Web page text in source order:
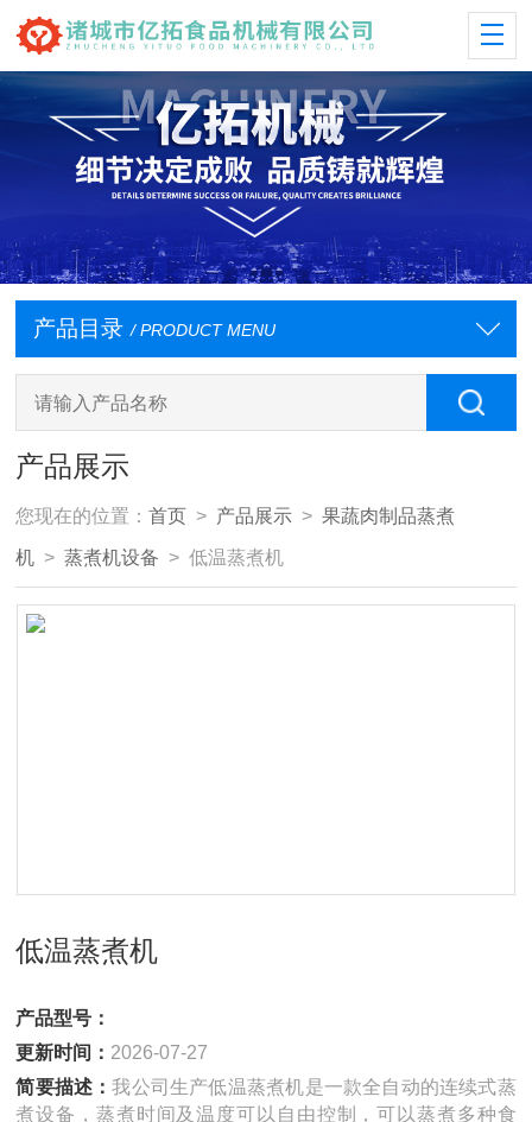
产品目录 / PRODUCT MENU
产品展示
您现在的位置：首页 > 产品展示 >果蔬肉制品蒸煮
机 >蒸煮机设备 > 低温蒸煮机
低温蒸煮机
产品型号：
更新时间： 2026-07-27
简要描述：我公司生产低温蒸煮机是一款全自动的连续式蒸
煮设备，蒸煮时间及温度可以自由控制，可以蒸煮多种食